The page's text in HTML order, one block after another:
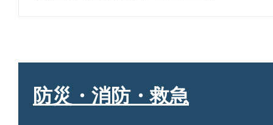
防災・消防・救急